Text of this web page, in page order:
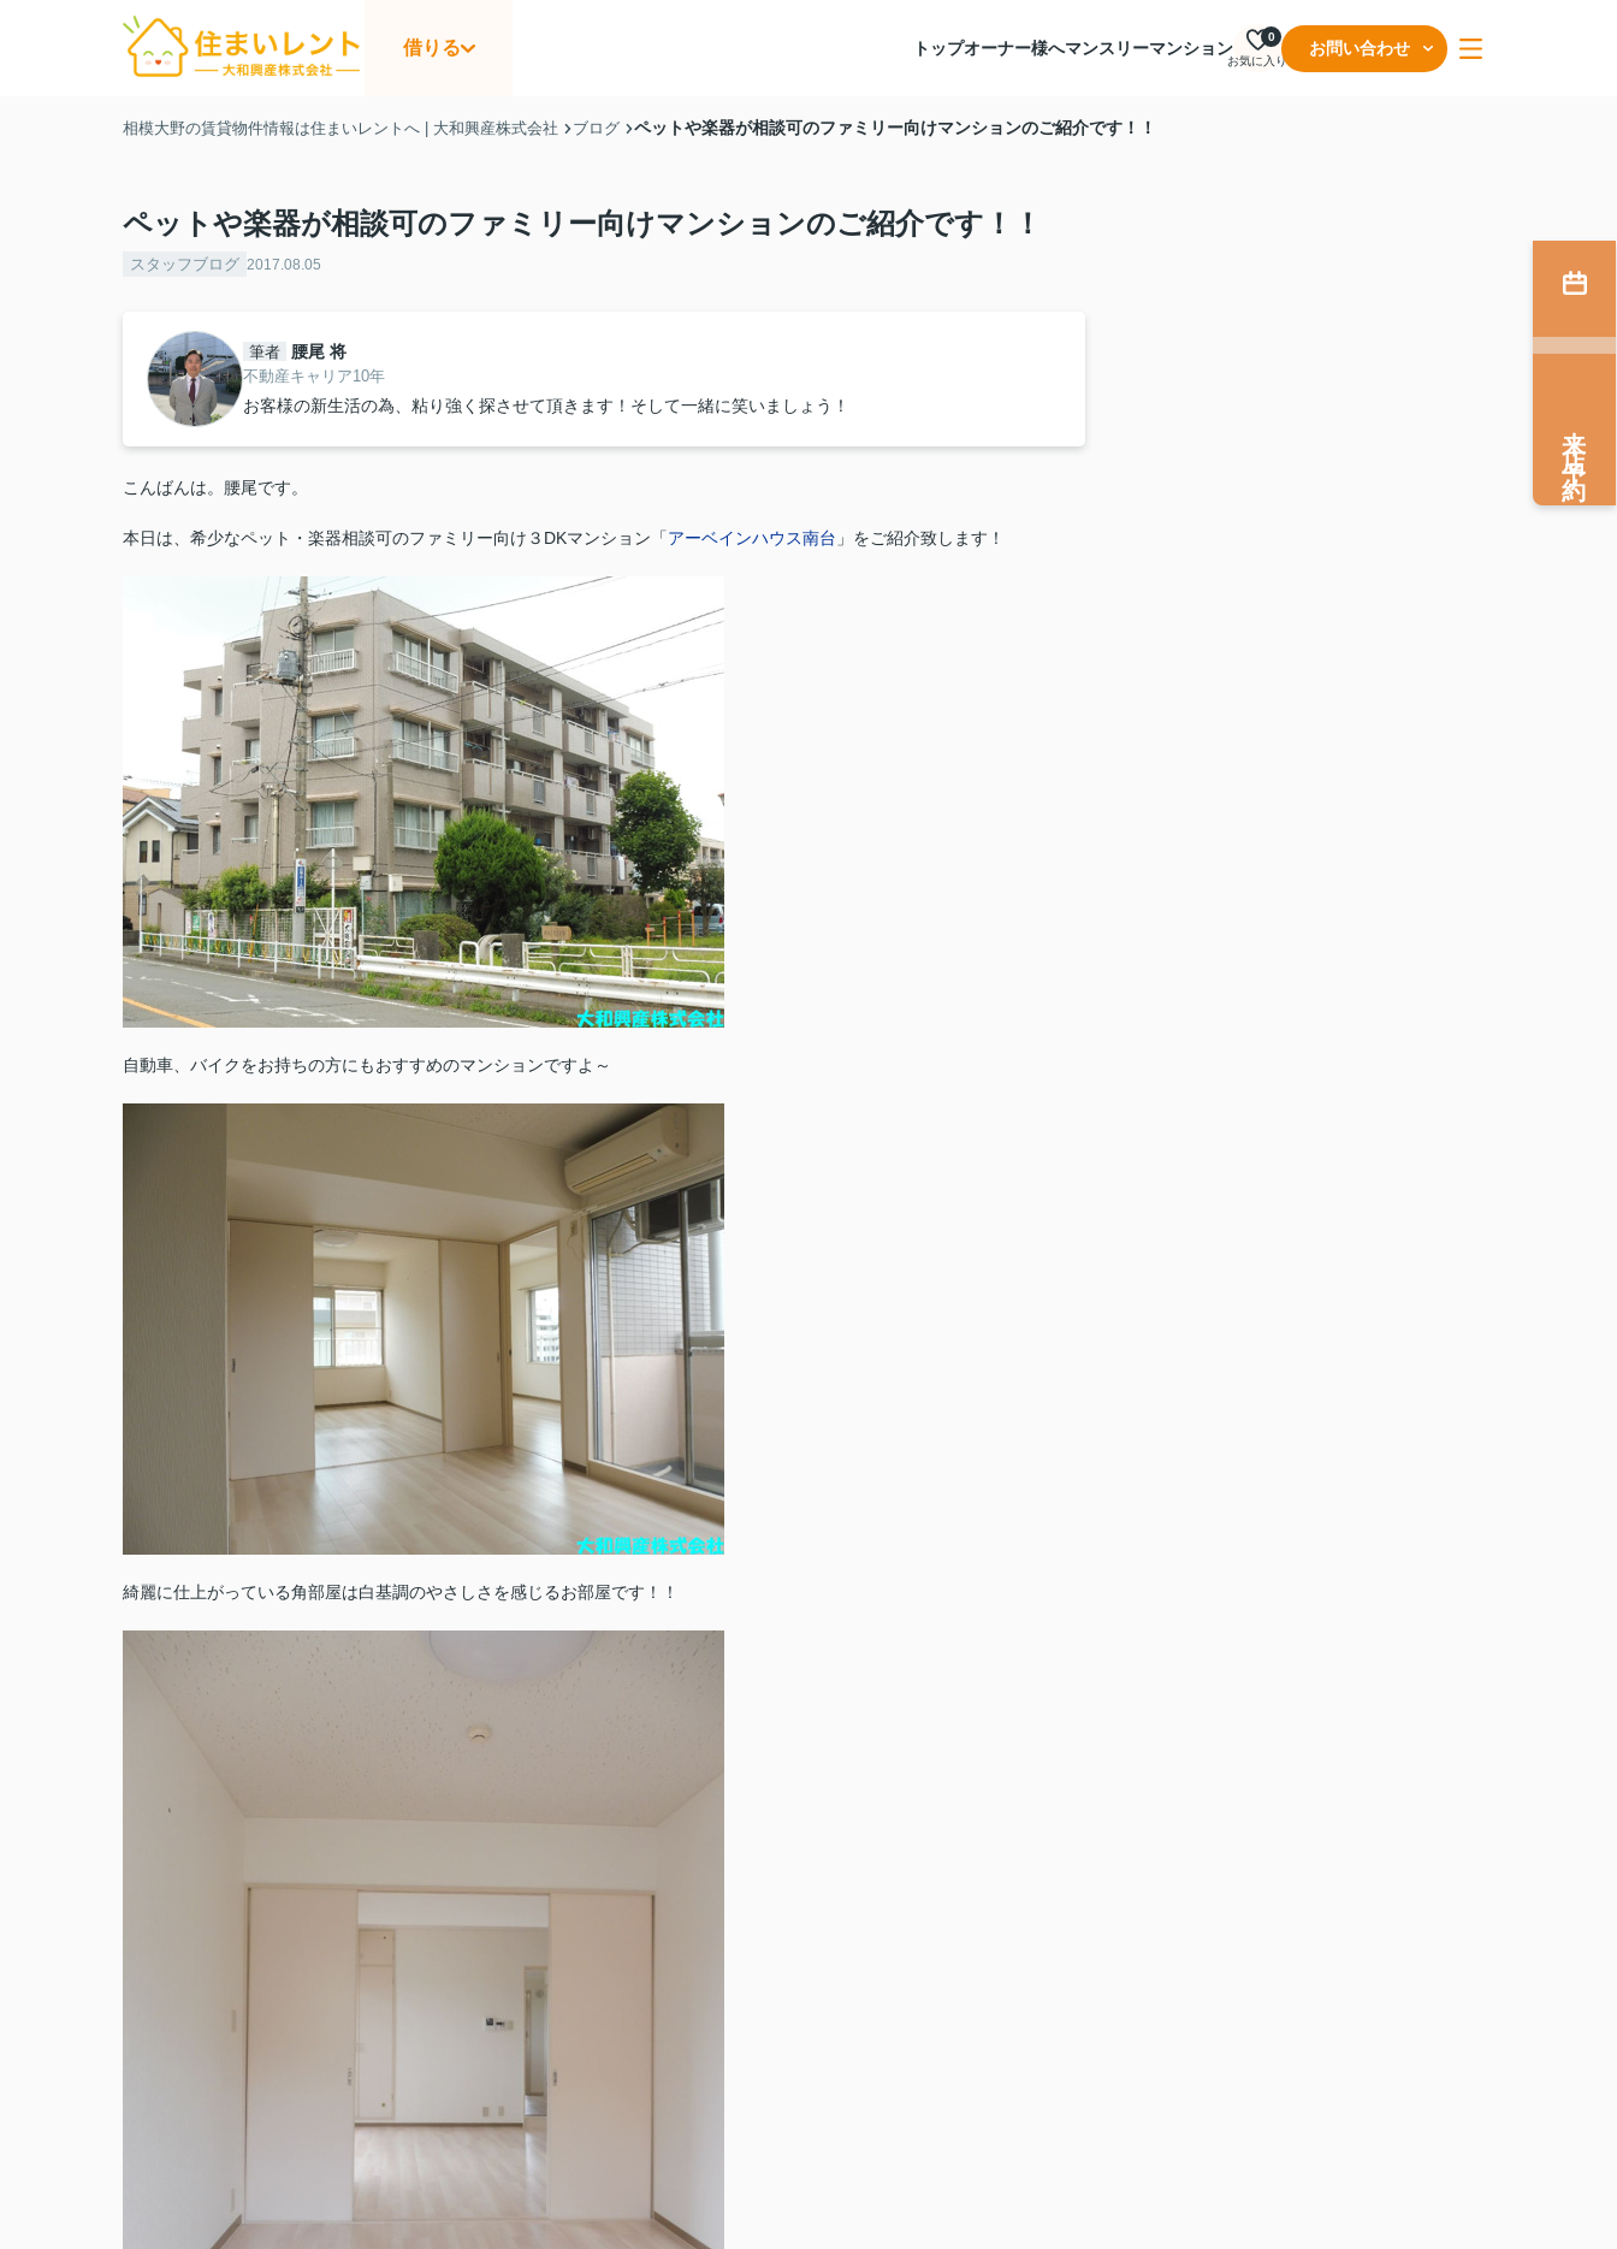
借りる トップオーナー様へマンスリーマンション
お気に入り
0
お問い合わせ
相模大野の賃貸物件情報は住まいレントへ | 大和興産株式会社 ブログ ペットや楽器が相談可のファミリー向けマンションのご紹介です！！
ペットや楽器が相談可のファミリー向けマンションのご紹介です！！
スタッフブログ 2017.08.05
筆者 腰尾 将
不動産キャリア10年
お客様の新生活の為、粘り強く探させて頂きます！そして一緒に笑いましょう！
こんばんは。腰尾です。
本日は、希少なペット・楽器相談可のファミリー向け３DKマンション「アーベインハウス南台 」をご紹介致します！
自動車、バイクをお持ちの方にもおすすめのマンションですよ～
綺麗に仕上がっている角部屋は白基調のやさしさを感じるお部屋です！！
来店予約